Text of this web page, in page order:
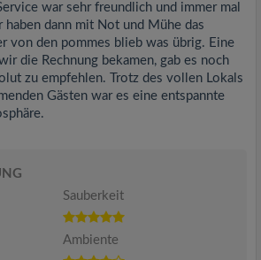
war sehr freundlich und immer mal
dann mit Not und Mühe das
von den pommes blieb was übrig. Eine
die Rechnung bekamen, gab es noch
zu empfehlen. Trotz des vollen Lokals
Gästen war es eine entspannte
Sauberkeit
Ambiente